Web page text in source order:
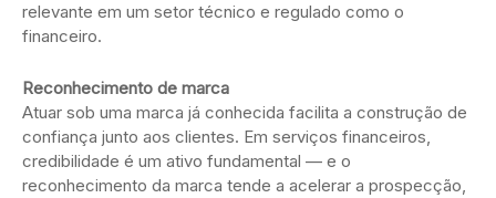
relevante em um setor técnico e regulado como o
financeiro.
Reconhecimento de marca
Atuar sob uma marca já conhecida facilita a construção de
confiança junto aos clientes. Em serviços financeiros,
credibilidade é um ativo fundamental — e o
reconhecimento da marca tende a acelerar a prospecção,